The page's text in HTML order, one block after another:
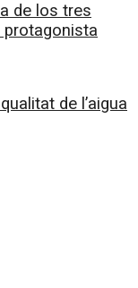
de los tres
protagonista
de l’aigua